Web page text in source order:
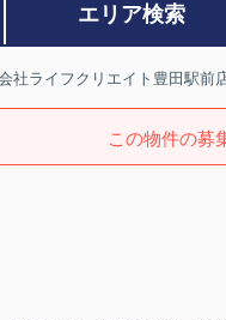
エリア検索
社ライフクリエイト豊田駅前
この物件の募